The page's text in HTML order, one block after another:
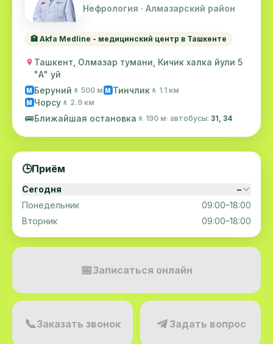
Нефрология · Алмазарский район
🏥 Akfa Medline - медицинский центр в Ташкенте
Ташкент, Олмазар тумани, Кичик халка йули 5
"А" уй
M Беруний 🚶 500 м M Тинчлик 🚶 1.1 км
M Чорсу 🚶 2.9 км
🚌Ближайшая остановка 🚶 190 м· автобусы: 31, 34
🕒Приём
Сегодня
–
Понедельник
09:00–18:00
Вторник
09:00–18:00
📅Записаться онлайн
📞Заказать звонок Задать вопрос